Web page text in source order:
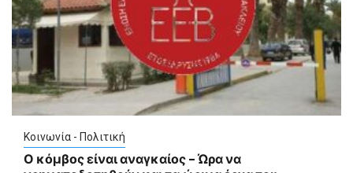
Κοινωνία - Πολιτική
Ο κόμβος είναι αναγκαίος – Ώρα να